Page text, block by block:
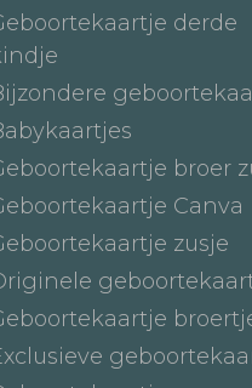
derde
broer
Canva
zusje